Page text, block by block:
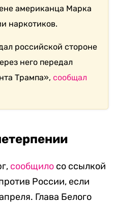
американца Марка
наркотиков.
российской стороне
него передал
Трампа»,сообщал
сообщило со ссылкой
России, если
Глава Белого